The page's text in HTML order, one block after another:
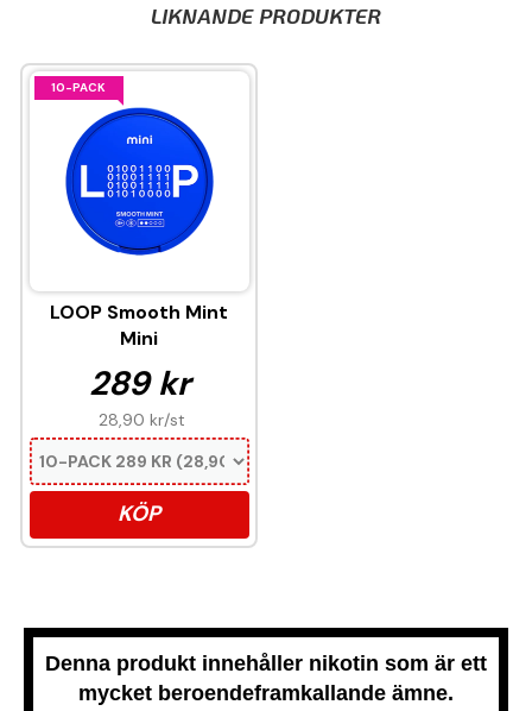
LIKNANDE PRODUKTER
10-PACK
LOOP Smooth Mint
Mini
289 kr
28,90 kr/st
KÖP
Denna produkt innehåller nikotin som är ett
mycket beroendeframkallande ämne.